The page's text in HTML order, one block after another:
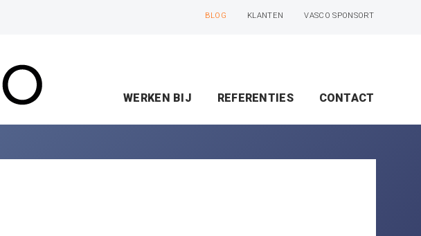
WERKEN BIJ REFERENTIES CONTACT
BLOG KLANTEN VASCO SPONSORT